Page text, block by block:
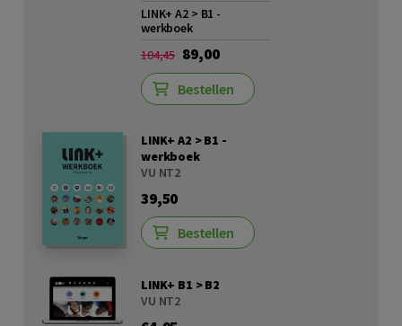
LINK+ A2 > B1 -
werkboek
104,45 89,00
Bestellen
LINK+ A2 > B1 -
werkboek
VU NT2
39,50
Bestellen
LINK+ B1 > B2
VU NT2